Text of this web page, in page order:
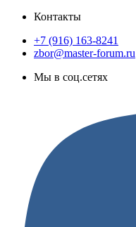
Контакты
+7 (916) 163-8241
zbor@master-forum.ru
Мы в соц.сетях